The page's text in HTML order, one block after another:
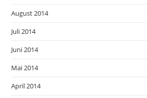
August 2014
Juli 2014
Juni 2014
Mai 2014
April 2014